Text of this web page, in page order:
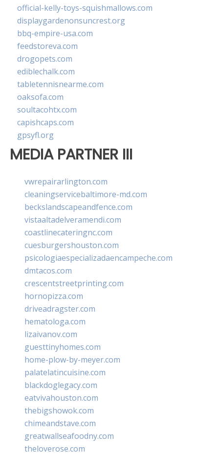
official-kelly-toys-squishmallows.com
displaygardenonsuncrest.org
bbq-empire-usa.com
feedstoreva.com
drogopets.com
ediblechalk.com
tabletennisnearme.com
oaksofa.com
soultacohtx.com
capishcaps.com
gpsyfl.org
MEDIA PARTNER III
vwrepairarlington.com
cleaningservicebaltimore-md.com
beckslandscapeandfence.com
vistaaltadelveramendi.com
coastlinecateringnc.com
cuesburgershouston.com
psicologiaespecializadaencampeche.com
dmtacos.com
crescentstreetprinting.com
hornopizza.com
driveadragster.com
hematologa.com
lizaivanov.com
guesttinyhomes.com
home-plow-by-meyer.com
palatelatincuisine.com
blackdoglegacy.com
eatvivahouston.com
thebigshowok.com
chimeandstave.com
greatwallseafoodny.com
theloverose.com